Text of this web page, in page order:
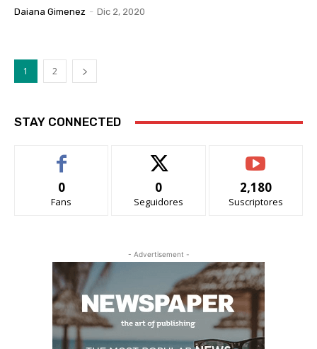
Daiana Gimenez - Dic 2, 2020
1 2
STAY CONNECTED
0
Fans
0
Seguidores
2,180
Suscriptores
- Advertisement -